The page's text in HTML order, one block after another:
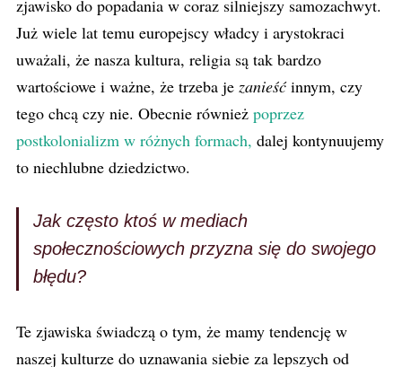
zjawisko do popadania w coraz silniejszy samozachwyt.
Już wiele lat temu europejscy władcy i arystokraci
uważali, że nasza kultura, religia są tak bardzo
wartościowe i ważne, że trzeba je zanieśćinnym, czy
tego chcą czy nie. Obecnie również poprzez
postkolonializm w różnych formach, dalej kontynuujemy
to niechlubne dziedzictwo.
Jak często ktoś w mediach
społecznościowych przyzna się do swojego
błędu?
Te zjawiska świadczą o tym, że mamy tendencję w
naszej kulturze do uznawania siebie za lepszych od